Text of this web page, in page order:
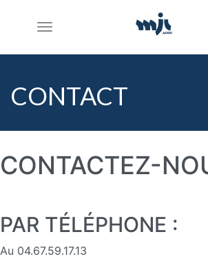
Toggle
CONTACT
CONTACTEZ-
PAR TÉLÉPHONE :
Au 04.67.59.17.13